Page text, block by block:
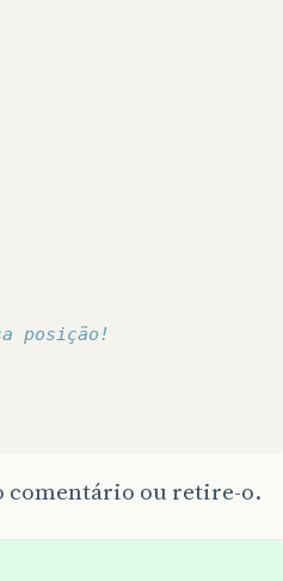
posição!
comentário ou retire-o.